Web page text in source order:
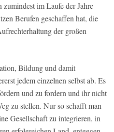
im Laufe der Jahre
Berufen geschaffen hat, die
der großen
Bildung und damit
jedem einzelnen selbst ab. Es
und zu fordern und ihr nicht
zu stellen. Nur so schafft man
Gesellschaft zu integrieren, in